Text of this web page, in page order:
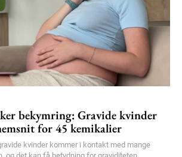
bekymring: Gravide kvinder
for 45 kemikalier
kvinder kommer i kontakt med mange